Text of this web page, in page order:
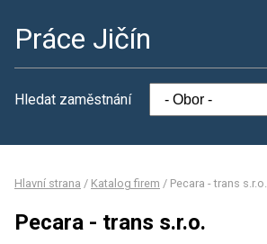
Práce Jičín
Hledat zaměstnání
Hlavní strana / Katalog firem / Pecara - trans s.r.o.
Pecara - trans s.r.o.